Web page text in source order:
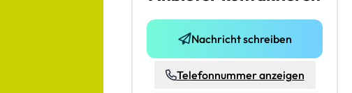
Nachricht schreiben
Telefonnummer anzeigen